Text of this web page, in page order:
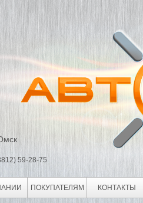
59-28-75
ПОКУПАТЕЛЯМ КОНТАКТЫ